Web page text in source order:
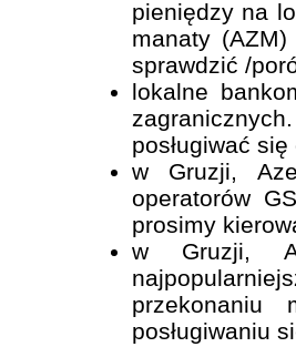
pieniędzy na
manaty
sprawdzić /
lokalne
posługiwać
w Gruzji,
operatorów
prosimy
w Gruzji,
przekonaniu
posługiwaniu